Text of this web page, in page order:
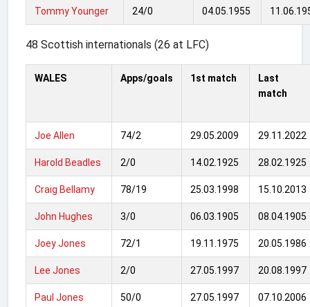
Tommy Younger 24/0 04.05.1955
48 Scottish internationals (26 at LFC)
WALES Apps/goals 1st match
Last
match
Joe Allen 74/2 29.05.2009 29.11.2022
Harold Beadles 2/0 14.02.1925 28.02.1925
Craig Bellamy 78/19 25.03.1998 15.10.2013
John Hughes 3/0 06.03.1905 08.04.1905
Joey Jones 72/1 19.11.1975 20.05.1986
Lee Jones 2/0 27.05.1997 20.08.1997
Paul Jones 50/0 27.05.1997 07.10.2006